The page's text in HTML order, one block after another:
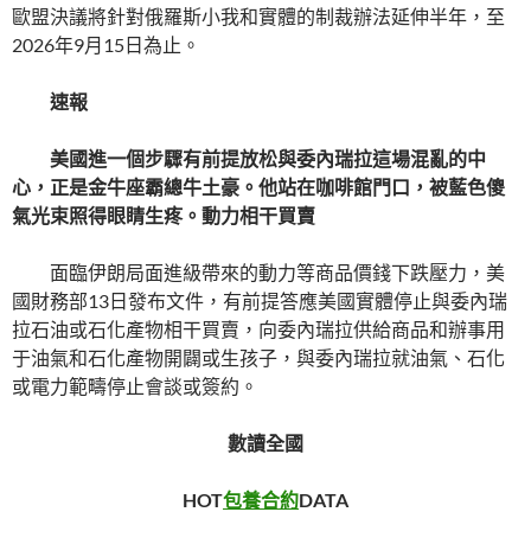
歐盟決議將針對俄羅斯小我和實體的制裁辦法延伸半年，至
2026年9月15日為止。
速報
美國進一個步驟有前提放松與委內瑞拉這場混亂的中
心，正是金牛座霸總牛土豪。他站在咖啡館門口，被藍色傻
氣光束照得眼睛生疼。動力相干買賣
面臨伊朗局面進級帶來的動力等商品價錢下跌壓力，美
國財務部13日發布文件，有前提答應美國實體停止與委內瑞
拉石油或石化產物相干買賣，向委內瑞拉供給商品和辦事用
于油氣和石化產物開闢或生孩子，與委內瑞拉就油氣、石化
或電力範疇停止會談或簽約。
數讀全國
HOT包養合約DATA